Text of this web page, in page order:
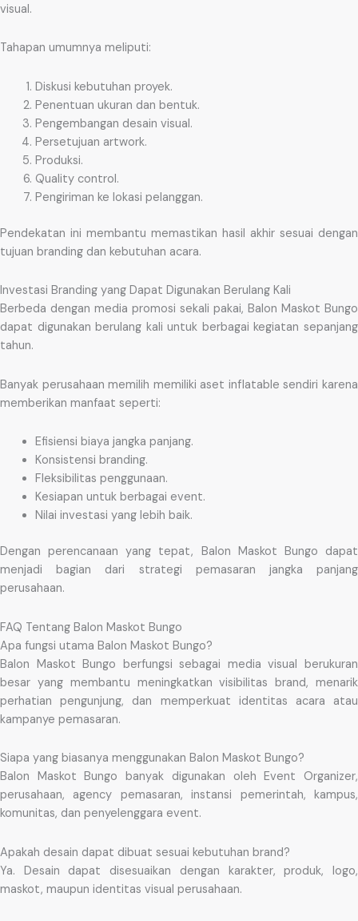
visual.
Tahapan umumnya meliputi:
Diskusi kebutuhan proyek.
Penentuan ukuran dan bentuk.
Pengembangan desain visual.
Persetujuan artwork.
Produksi.
Quality control.
Pengiriman ke lokasi pelanggan.
Pendekatan ini membantu memastikan hasil akhir sesuai dengan
tujuan branding dan kebutuhan acara.
Investasi Branding yang Dapat Digunakan Berulang Kali
Berbeda dengan media promosi sekali pakai, Balon Maskot Bungo
dapat digunakan berulang kali untuk berbagai kegiatan sepanjang
tahun.
Banyak perusahaan memilih memiliki aset inflatable sendiri karena
memberikan manfaat seperti:
Efisiensi biaya jangka panjang.
Konsistensi branding.
Fleksibilitas penggunaan.
Kesiapan untuk berbagai event.
Nilai investasi yang lebih baik.
Dengan perencanaan yang tepat, Balon Maskot Bungo dapat
menjadi bagian dari strategi pemasaran jangka panjang
perusahaan.
FAQ Tentang Balon Maskot Bungo
Apa fungsi utama Balon Maskot Bungo?
Balon Maskot Bungo berfungsi sebagai media visual berukuran
besar yang membantu meningkatkan visibilitas brand, menarik
perhatian pengunjung, dan memperkuat identitas acara atau
kampanye pemasaran.
Siapa yang biasanya menggunakan Balon Maskot Bungo?
Balon Maskot Bungo banyak digunakan oleh Event Organizer,
perusahaan, agency pemasaran, instansi pemerintah, kampus,
komunitas, dan penyelenggara event.
Apakah desain dapat dibuat sesuai kebutuhan brand?
Ya. Desain dapat disesuaikan dengan karakter, produk, logo,
maskot, maupun identitas visual perusahaan.